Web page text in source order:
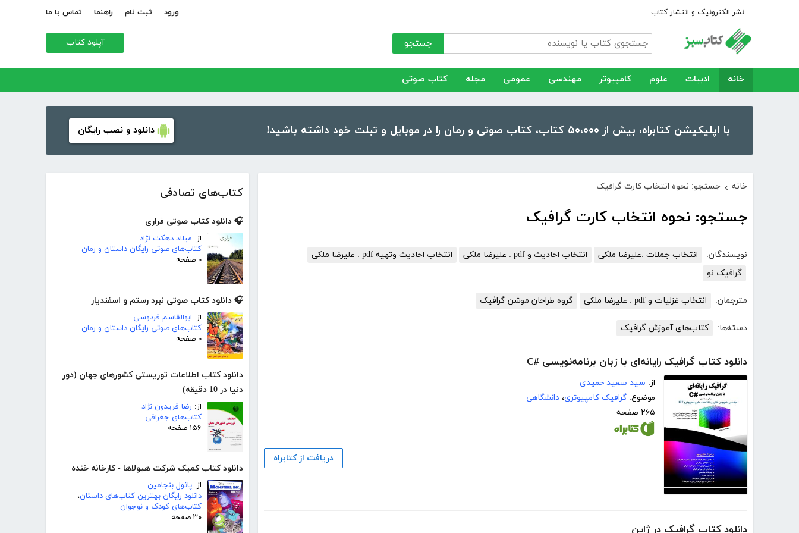
نشر الکترونیک و انتشار کتاب ورود ثبت نام راهنما تماس با ما
جستجو آپلود کتاب
خانه ادبیات علوم کامپیوتر مهندسی عمومی مجله کتاب صوتی
با اپلیکیشن کتابراه، بیش از ۵۰،۰۰۰ کتاب، کتاب صوتی و رمان را در موبایل و تبلت خود داشته باشید! دانلود و نصب رایگان
کتاب‌های تصادفی
🎧 دانلود کتاب صوتی فراری
از: میلاد دهکت نژاد
کتاب‌های صوتی رایگان داستان و رمان
۰ صفحه
🎧 دانلود کتاب صوتی نبرد رستم و اسفندیار
از: ابوالقاسم فردوسی
کتاب‌های صوتی رایگان داستان و رمان
۰ صفحه
دانلود کتاب اطلاعات توریستی کشورهای جهان (دور
دنیا در 10 دقیقه)
از: رضا فریدون نژاد
کتاب‌های جغرافی
۱۵۶ صفحه
دانلود کتاب کمیک شرکت هیولاها - کارخانه خنده
از: پائول بنجامین
دانلود رایگان بهترین کتاب‌های داستان،
کتاب‌های کودک و نوجوان
۳۰ صفحه
خانه › جستجو: نحوه انتخاب کارت گرافیک
جستجو: نحوه انتخاب کارت گرافیک
نویسندگان: انتخاب جملات :علیرضا ملکی انتخاب احادیث و pdf : علیرضا ملکی
انتخاب احادیث وتهیه pdf : علیرضا ملکی
گرافیک نو
مترجمان: انتخاب غزلیات و pdf : علیرضا ملکی گروه طراحان موشن گرافیک
دسته‌ها: کتاب‌های آموزش گرافیک
دانلود کتاب گرافیک رایانه‌ای با زبان برنامه‌نویسی #C
از: سید سعید حمیدی
موضوع: گرافیک کامپیوتری، دانشگاهی
۲۶۵ صفحه
دریافت از کتابراه
دانلود کتاب گرافیک در ژاپن